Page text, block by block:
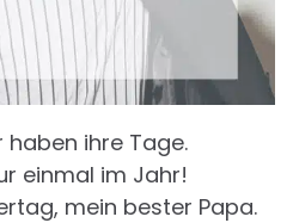
haben ihre Tage.
einmal im Jahr!
mein bester Papa.